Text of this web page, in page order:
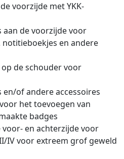
voorzijde met YKK-
de voorzijde voor
en andere
de schouder voor
of andere accessoires
het toevoegen van
badges
en achterzijde voor
IV voor extreem grof geweld